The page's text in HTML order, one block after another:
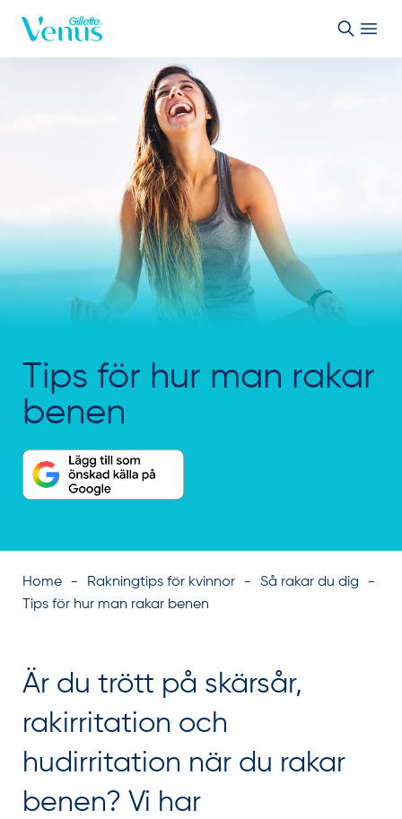
Tips för hur man rakar
benen
Home Rakningtips för kvinnor
Så rakar du dig
Tips för hur man rakar benen
Är du trött på skärsår,
rakirritation och
hudirritation när du rakar
benen? Vi har